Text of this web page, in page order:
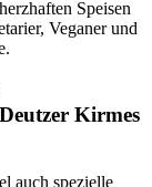
Speisen
Veganer und
Kirmes
auch spezielle